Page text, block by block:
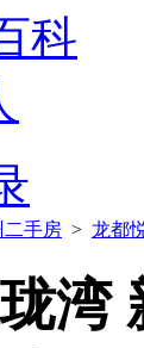
科
二手房 > 龙都
湾